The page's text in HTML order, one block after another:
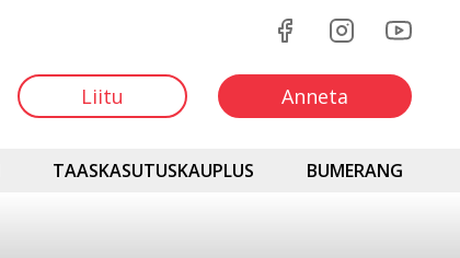
Liitu Anneta
TAASKASUTUSKAUPLUS BUMERANG